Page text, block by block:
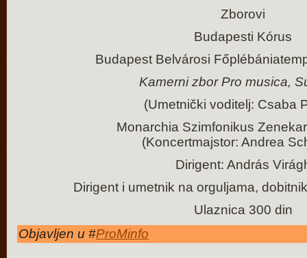
Zborovi
Budapesti Kórus
Budapest Belvárosi
Kamerni zborPro musica,
(Umetnički voditelj: Csaba
Monarchia Szimfonikus
(Koncertmajstor: Andrea
Dirigent: András
Dirigent i umetnik na orguljama,
Ulaznica 300 din
Objavljen u #ProMinfo